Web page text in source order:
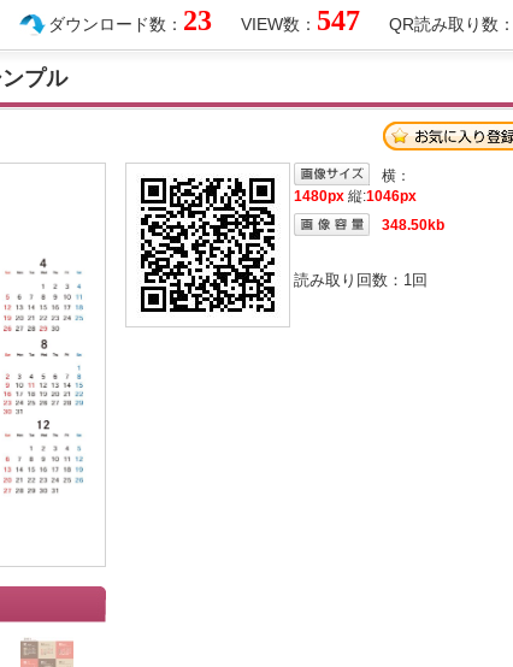
QR読み取り数：
VIEW数： 547
ダウンロード数： 23
プル
横：
1480px 縦:1046px
348.50kb
読み取り回数： 1回